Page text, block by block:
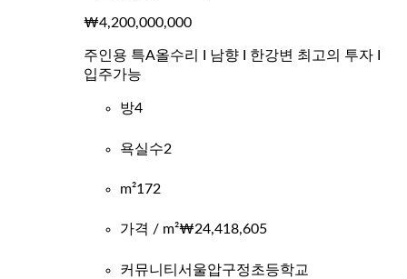
₩4,200,000,000
주인용 특A올수리 I 남향 I 한강변 최고의 투자 I
입주가능
방4
욕실수2
m²172
가격 / m²₩24,418,605
커뮤니티서울압구정초등학교